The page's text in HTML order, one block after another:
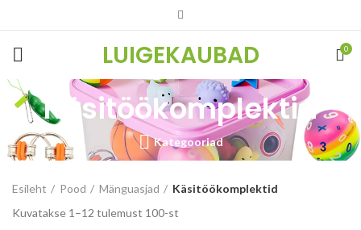
LUIGEKAUBAD 0
Käsitöökomplektid
Kategooriad
Esileht Pood Mänguasjad
Käsitöökomplektid
Kuvatakse 1–12 tulemust 100-st